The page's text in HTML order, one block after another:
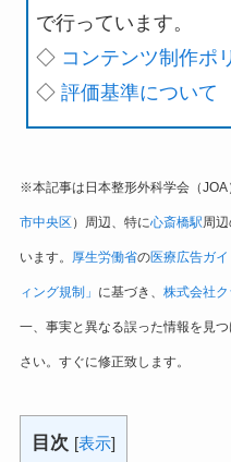
で行っています。
◇ コンテンツ制作ポ
◇評価基準について
※本記事は日本整形外科学会（JOA
市中央区）周辺、特に心斎橋駅周
います。 厚生労働省の医療広告ガ
ィング規制」 に基づき、 株式会社
一、事実と異なる誤った情報を見つ
さい。すぐに修正致します。
目次 [表示]